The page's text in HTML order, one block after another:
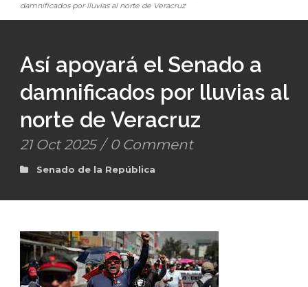
damnificados por lluvias al norte de Veracruz
Así apoyará el Senado a
damnificados por lluvias al
norte de Veracruz
21 Oct 2025 / 0 Comment
Senado de la República